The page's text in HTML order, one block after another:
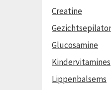
Creatine
Glucosamine
Kindervitamines
Lippenbalsems